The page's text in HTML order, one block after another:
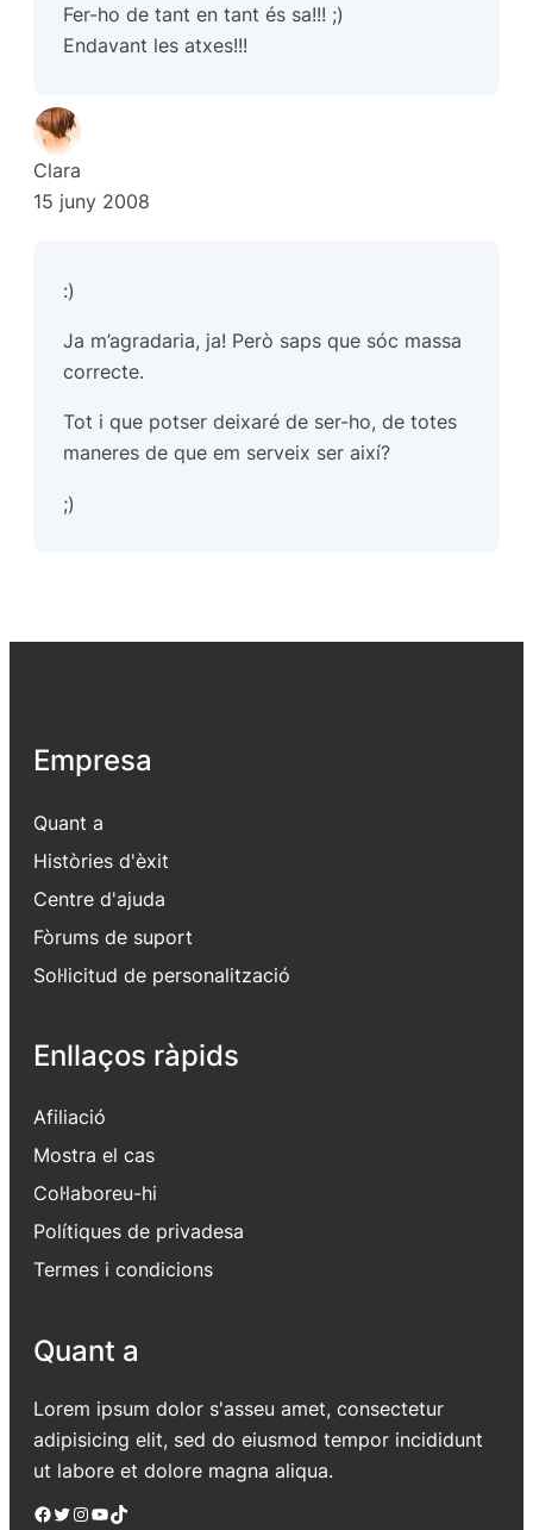
Fer-ho de tant en tant és sa!!! ;)
Endavant les atxes!!!
Clara
15 juny 2008
:)
Ja m’agradaria, ja! Però saps que sóc massa
correcte.
Tot i que potser deixaré de ser-ho, de totes
maneres de que em serveix ser així?
;)
Empresa
Quant a
Històries d'èxit
Centre d'ajuda
Fòrums de suport
Sol·licitud de personalització
Enllaços ràpids
Afiliació
Mostra el cas
Col·laboreu-hi
Polítiques de privadesa
Termes i condicions
Quant a
Lorem ipsum dolor s'asseu amet, consectetur
adipisicing elit, sed do eiusmod tempor incididunt
ut labore et dolore magna aliqua.
Facebook Twitter Instagram YouTube TikTok